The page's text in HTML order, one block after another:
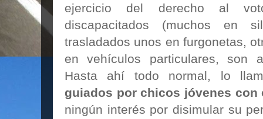
ejercicio del derecho al
discapacitados (muchos en
trasladados unos en furgonetas,
en vehículos particulares, son
Hasta ahí todo normal, lo
guiados por chicos jóvenes con
ningún interés por disimular su